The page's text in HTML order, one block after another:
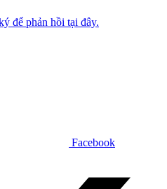
để phản hồi tại đây.
Facebook